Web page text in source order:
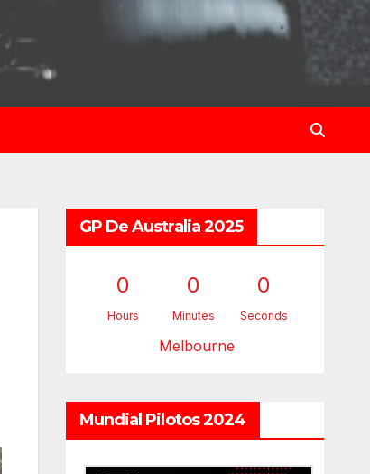
GP De Australia 2025
0
Hours
0
Minutes
0
Seconds
Melbourne
Mundial Pilotos 2024